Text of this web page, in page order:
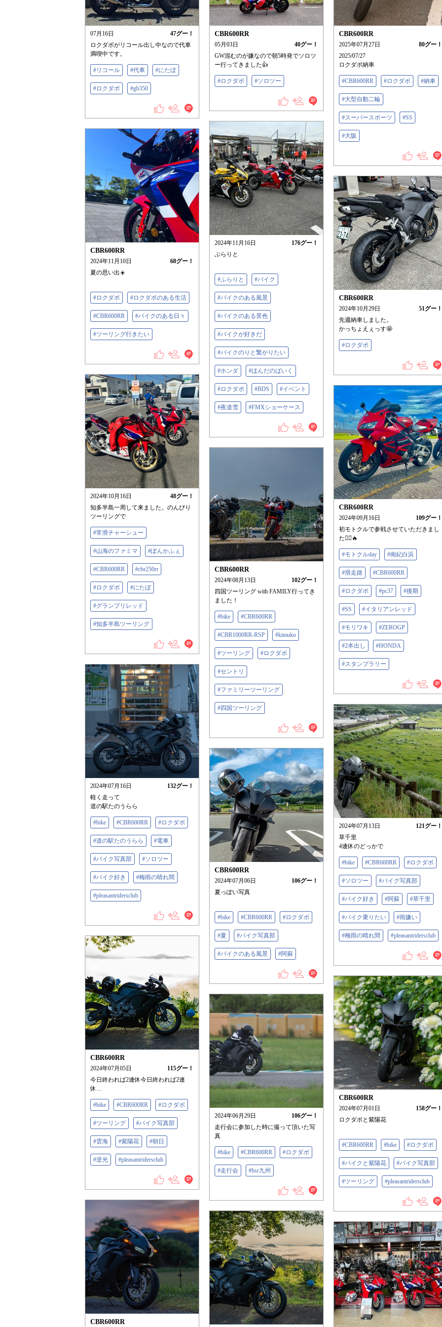
07月16日 47グー！
ロクダボがリコール出し中なので代車
満喫中です。
#リコール #代車 #にたぼ
#ロクダボ #gb350
CBR600RR
05月03日 40グー！
GW混むのが嫌なので朝5時発でソロツ
ー行ってきました👍️
#ロクダボ #ソロツー
CBR600RR
2025年07月27日 80グー！
2025/07/27
ロクダボ納車
#CBR600RR #ロクダボ #納車
#大型自動二輪
#スーパースポーツ #SS
#大阪
2024年11月16日 176グー！
ぶらりと
#ふらりと #バイク
#バイクのある風景
#バイクのある景色
#バイクが好きだ
#バイクのりと繋がりたい
#ホンダ #ほんだのばいく
#ロクダボ #BDS #イベント
#夜道雪 #FMXショーケース
CBR600RR
2024年11月10日 68グー！
夏の思い出☀️
#ロクダボ #ロクダボのある生活
#CBR600RR #バイクのある日々
#ツーリング行きたい
CBR600RR
2024年10月29日 51グー！
先週納車しました。
かっちょえぇっす🤩
#ロクダボ
2024年10月16日 48グー！
知多半島一周して来ました。のんびり
ツーリングで
#常滑チャーシュー
#山海のファミマ #ぽんかふぇ
#CBR600RR #cbr250rr
#ロクダボ #にたぼ
#グランプリレッド
#知多半島ツーリング
CBR600RR
2024年09月16日 109グー！
初モトクルで参戦させていただきまし
た🙇‍♀️🔥
#モトクルday #南紀白浜
#滑走路 #CBR600RR
#ロクダボ #pc37 #後期
#SS #イタリアンレッド
#モリワキ #ZEROGP
#2本出し #HONDA
#スタンプラリー
CBR600RR
2024年08月13日 102グー！
四国ツーリング with FAMILY行ってき
ました！
#bike #CBR600RR
#CBR1000RR-RSP #kimuko
#ツーリング #ロクダボ
#セントリ
#ファミリーツーリング
#四国ツーリング
2024年07月16日 132グー！
軽く走って
道の駅たのうらら
#bike #CBR600RR #ロクダボ
#道の駅たのうらら #電車
#バイク写真部 #ソロツー
#バイク好き #梅雨の晴れ間
#pleasantridersclub
2024年07月13日 121グー！
草千里
4連休のどっかで
#bike #CBR600RR #ロクダボ
#ソロツー #バイク写真部
#バイク好き #阿蘇 #草千里
#バイク乗りたい #雨嫌い
#梅雨の晴れ間 #pleasantridersclub
CBR600RR
2024年07月06日 106グー！
夏っぽい写真
#bike #CBR600RR #ロクダボ
#夏 #バイク写真部
#バイクのある風景 #阿蘇
CBR600RR
2024年07月05日 115グー！
今日終われば2連休今日終われば2連
休…
#bike #CBR600RR #ロクダボ
#ツーリング #バイク写真部
#雲海 #紫陽花 #朝日
#逆光 #pleasantridersclub
CBR600RR
2024年07月01日 158グー！
ロクダボと紫陽花
#CBR600RR #bike #ロクダボ
#バイクと紫陽花 #バイク写真部
#ツーリング #pleasantridersclub
2024年06月29日 106グー！
走行会に参加した時に撮って頂いた写
真
#bike #CBR600RR #ロクダボ
#走行会 #hsr九州
CBR600RR